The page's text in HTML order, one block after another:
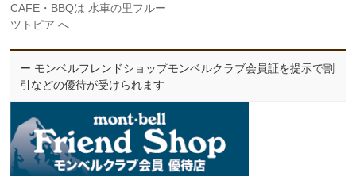
CAFE・BBQは 水車の里フルー
ツトピア へ
ー モンベルフレンドショップモンベルクラブ会員証を提示で割
引などの優待が受けられます